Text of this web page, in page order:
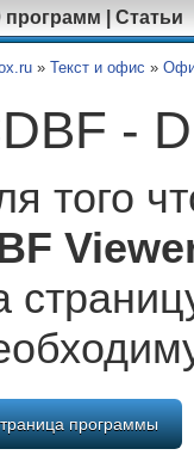
программ Статьи
» Текст и офис »
-
того
программы